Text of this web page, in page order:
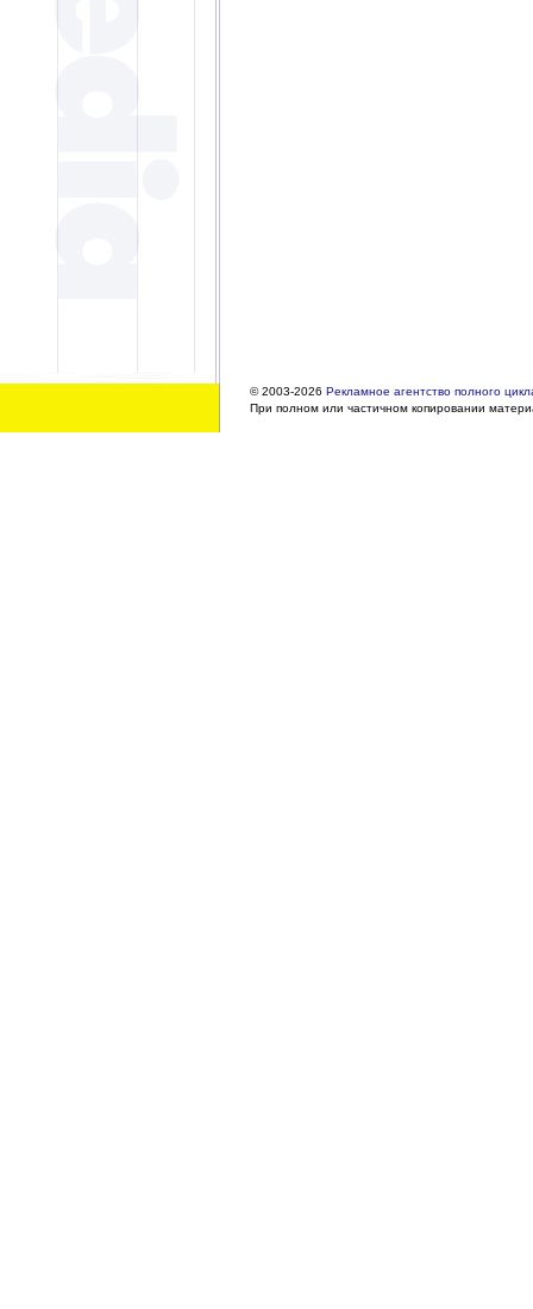
© 2003-2026 Рекламное агентство полного
При полном или частичном копировании